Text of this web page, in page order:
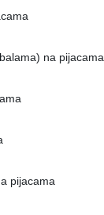
na pijacama
pijacama